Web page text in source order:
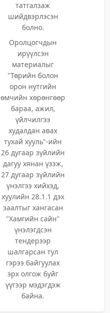
татгалзаж
шийдвэрлэсэн
болно.
Оролцогчдын
ирүүлсэн
материалыг
"Төрийн болон
орон нутгийн
өмчийн хөрөнгөөр
бараа, ажил,
үйлчилгээ
худалдан авах
тухай хууль"-ийн
26 дугаар зүйлийн
дагуу хянан үзэж,
27 дугаар зүйлийн
үнэлгээ хийхэд,
хуулийн 28.1.1 дэх
заалтыг хангасан
"Хамгийн сайн"
үнэлэгдсэн
тендерээр
шалгарсан тул
гэрээ байгуулах
эрх олгож буйг
үүгээр мэдэгдэж
байна.